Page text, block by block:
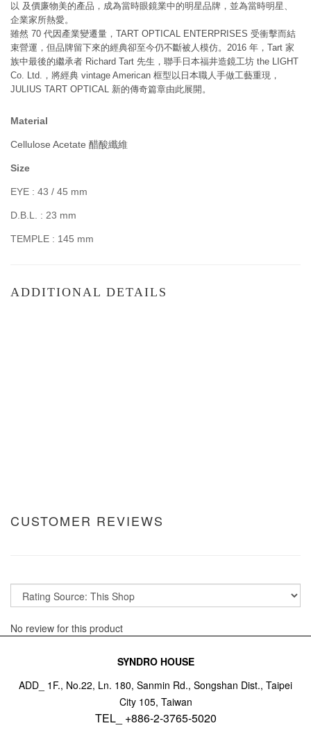
以 及價廉物美的產品，成為當時眼鏡業中的明星品牌，並為當時明星、
企業家所熱愛。
雖然 70 代因產業變遷量，TART OPTICAL ENTERPRISES 受衝擊而結
束營運，但品牌留下來的經典卻至今仍不斷被人模仿。2016 年，Tart 家
族中最後的繼承者 Richard Tart 先生，聯手日本福井造鏡工坊 the LIGHT
Co. Ltd.，將經典 vintage American 框型以日本職人手做工藝重現，
JULIUS TART OPTICAL 新的傳奇篇章由此展開。
Material
Cellulose Acetate 醋酸纖維
Size
EYE : 43 / 45 mm
D.B.L. : 23 mm
TEMPLE : 145 mm
ADDITIONAL DETAILS
CUSTOMER REVIEWS
No review for this product
SYNDRO HOUSE
ADD_ 1F., No.22, Ln. 180, Sanmin Rd., Songshan Dist., Taipei
City 105, Taiwan
TEL_ +886-2-3765-5020